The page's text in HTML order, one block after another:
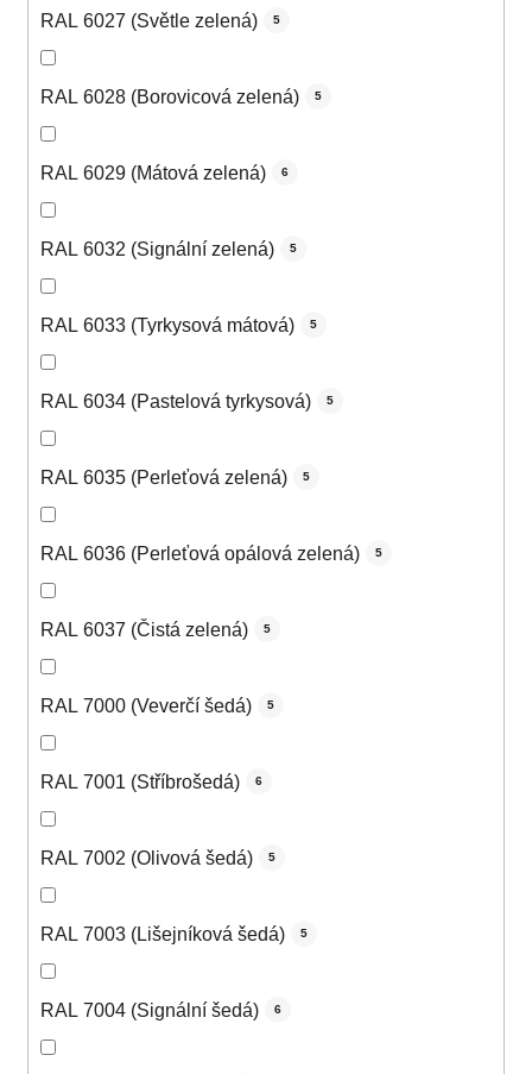
RAL 6027 (Světle zelená) 5
RAL 6028 (Borovicová zelená) 5
RAL 6029 (Mátová zelená) 6
RAL 6032 (Signální zelená) 5
RAL 6033 (Tyrkysová mátová) 5
RAL 6034 (Pastelová tyrkysová) 5
RAL 6035 (Perleťová zelená) 5
RAL 6036 (Perleťová opálová zelená) 5
RAL 6037 (Čistá zelená) 5
RAL 7000 (Veverčí šedá) 5
RAL 7001 (Stříbrošedá) 6
RAL 7002 (Olivová šedá) 5
RAL 7003 (Lišejníková šedá) 5
RAL 7004 (Signální šedá) 6